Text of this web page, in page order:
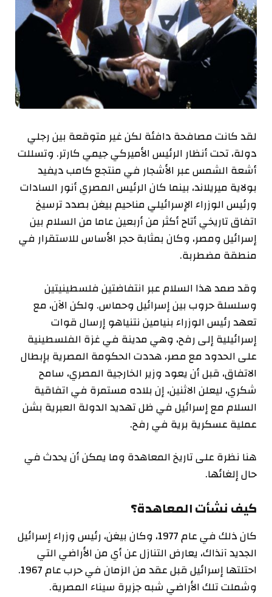
لقد كانت مصافحة دافئة لكن غير متوقعة بين رجلي
دولة، تحت أنظار الرئيس الأميركي جيمي كارتر. وتسللت
أشعة الشمس عبر الأشجار في منتجع كامب ديفيد
بولاية ميريلاند، بينما كان الرئيس المصري أنور السادات
ورئيس الوزراء الإسرائيلي مناحيم بيغن بصدد ترسيخ
اتفاق تاريخي أتاح أكثر من أربعين عاما من السلام بين
إسرائيل ومصر، وكان بمثابة حجر الأساس للاستقرار في
منطقة مضطربة.
وقد صمد هذا السلام عبر انتفاضتين فلسطينيتين
وسلسلة حروب بين إسرائيل وحماس. ولكن الآن، مع
تعهد رئيس الوزراء بنيامين نتنياهو إرسال قوات
إسرائيلية إلى رفح، وهي مدينة في غزة الفلسطينية
على الحدود مع مصر، هددت الحكومة المصرية بإبطال
الاتفاق، قبل أن يعود وزير الخارجية المصري، سامح
شكري، ليعلن الاثنين، إن بلاده مستمرة في اتفاقية
السلام مع إسرائيل في ظل تهديد الدولة العبرية بشن
عملية عسكرية برية في رفح.
هنا نظرة على تاريخ المعاهدة وما يمكن أن يحدث في
حال إلغائها.
كيف نشأت المعاهدة؟
كان ذلك في عام 1977، وكان بيغن، رئيس وزراء إسرائيل
الجديد آنذاك، يعارض التنازل عن أي من الأراضي التي
احتلتها إسرائيل قبل عقد من الزمان في حرب عام 1967.
وشملت تلك الأراضي شبه جزيرة سيناء المصرية.